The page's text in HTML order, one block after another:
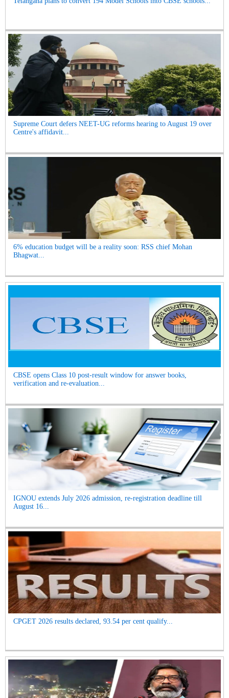
Supreme Court defers NEET-UG reforms hearing to August 19 over
Centre's affidavit...
6% education budget will be a reality soon: RSS chief Mohan
Bhagwat...
CBSE opens Class 10 post-result window for answer books,
verification and re-evaluation...
IGNOU extends July 2026 admission, re-registration deadline till
August 16...
CPGET 2026 results declared, 93.54 per cent qualify...